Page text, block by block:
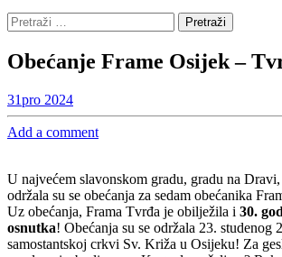
Pretraži:
Obećanje Frame Osijek –
31pro 2024
Add a comment
U najvećem slavonskom gradu, gradu na
održala su se obećanja za sedam obećanika
Uz obećanja, Frama Tvrđa je obilježila i 30.
osnutka! Obećanja su se održala 23. studenog
samostantskoj crkvi Sv. Križa u Osijeku! Za